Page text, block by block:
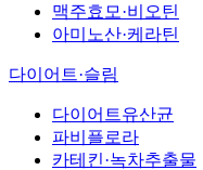
맥주효모·비오틴
아미노산·케라틴
다이어트·슬림
다이어트유산균
파비플로라
카테킨·녹차추출물